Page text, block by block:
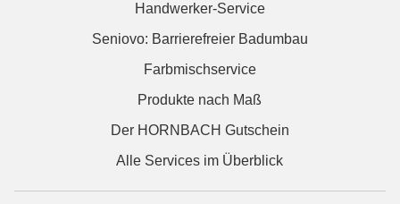
Handwerker-Service
Seniovo: Barrierefreier Badumbau
Farbmischservice
Produkte nach Maß
Der HORNBACH Gutschein
Alle Services im Überblick